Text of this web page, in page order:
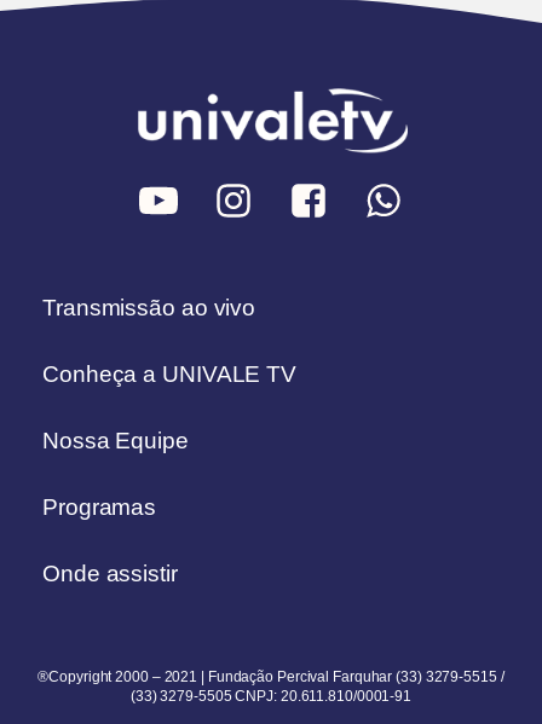
Transmissão ao vivo
Conheça a UNIVALE TV
Nossa Equipe
Programas
Onde assistir
®Copyright 2000 – 2021 | Fundação Percival Farquhar (33) 3279-5515 /
(33) 3279-5505 CNPJ: 20.611.810/0001-91